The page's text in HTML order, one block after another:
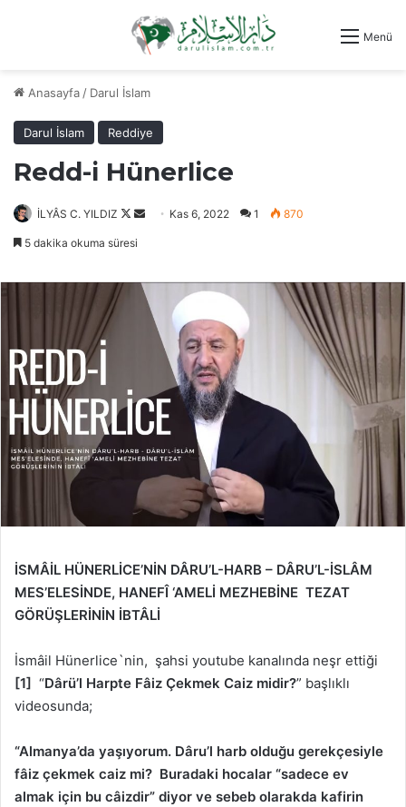
Menü
Anasayfa/ Darul İslam
Darul İslam Reddiye
Redd-i Hünerlice
İLYÂS C. YILDIZ
Follow
Bir
göndermek
Kas 6, 2022 1 870
5 dakika okuma süresi
İSMÂİL HÜNERLİCE’NİN DÂRU’L-HARB – DÂRU’L-İSLÂM
MES’ELESİNDE, HANEFÎ ‘AMELİ MEZHEBİNE TEZAT
GÖRÜŞLERİNİN İBTÂLİ
İsmâil Hünerlice`nin, şahsi youtube kanalında neşr ettiği
[1] “Dârü’l Harpte Fâiz Çekmek Caiz midir?” başlıklı
videosunda;
“Almanya’da yaşıyorum. Dâru’l harb olduğu gerekçesiyle
fâiz çekmek caiz mi? Buradaki hocalar “sadece ev
almak için bu câizdir” diyor ve sebeb olarakda kafirin